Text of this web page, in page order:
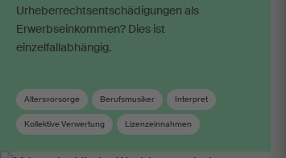
Urheberrechtsentschädigungen als
Erwerbseinkommen? Dies ist
einzelfallabhängig.
Altersvorsorge Berufsmusiker Interpret
Kollektive Verwertung Lizenzeinnahmen